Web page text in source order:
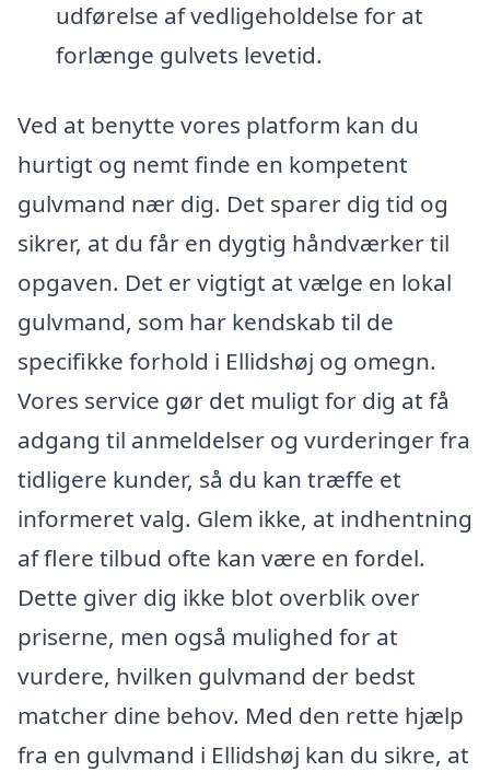
udførelse af vedligeholdelse for at
forlænge gulvets levetid.
Ved at benytte vores platform kan du
hurtigt og nemt finde en kompetent
gulvmand nær dig. Det sparer dig tid og
sikrer, at du får en dygtig håndværker til
opgaven. Det er vigtigt at vælge en lokal
gulvmand, som har kendskab til de
specifikke forhold i Ellidshøj og omegn.
Vores service gør det muligt for dig at få
adgang til anmeldelser og vurderinger fra
tidligere kunder, så du kan træffe et
informeret valg. Glem ikke, at indhentning
af flere tilbud ofte kan være en fordel.
Dette giver dig ikke blot overblik over
priserne, men også mulighed for at
vurdere, hvilken gulvmand der bedst
matcher dine behov. Med den rette hjælp
fra en gulvmand i Ellidshøj kan du sikre, at